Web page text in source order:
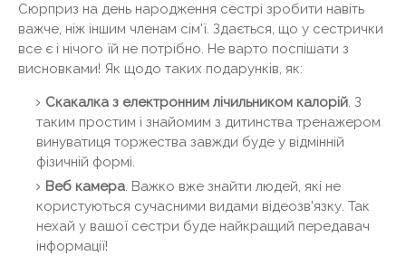
Сюрприз на день народження сестрі зробити навіть
важче, ніж іншим членам сім'ї. Здається, що у сестрички
все є і нічого їй не потрібно. Не варто поспішати з
висновками! Як щодо таких подарунків, як:
Скакалка з електронним лічильником калорій. З
таким простим і знайомим з дитинства тренажером
винуватиця торжества завжди буде у відмінній
фізичній формі.
Веб камера. Важко вже знайти людей, які не
користуються сучасними видами відеозв'язку. Так
нехай у вашої сестри буде найкращий передавач
інформації!